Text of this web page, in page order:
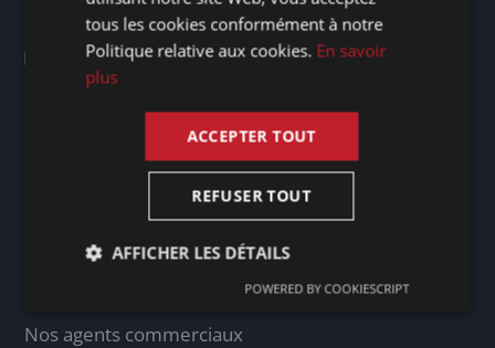
+352 26 19 60 54
contact@presencegroup.eu
Allemagne - Berg / Starnberger See
Pays-Bas - Maastricht
Nos agents commerciaux
FRENCH
ENGLISH
tous les cookies conformément à notre
Politique relative aux cookies. En savoir
plus
ACCEPTER TOUT
REFUSER TOUT
AFFICHER LES DÉTAILS
POWERED BY COOKIESCRIPT